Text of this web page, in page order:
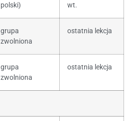
polski)
wt.
grupa
zwolniona
ostatnia lekcja
grupa
zwolniona
ostatnia lekcja